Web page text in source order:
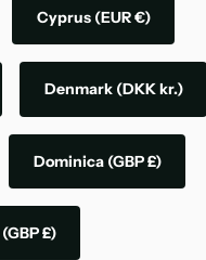
Cyprus (EUR €)
Denmark (DKK kr.)
Dominica (GBP £)
(GBP £)